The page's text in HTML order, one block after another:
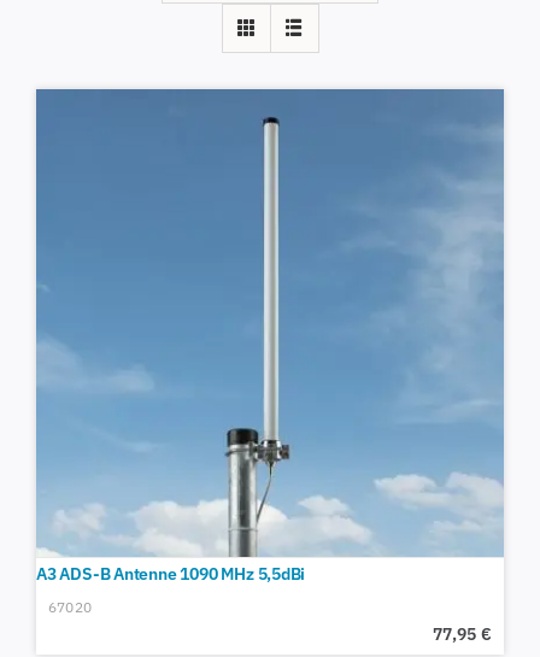
A3 ADS-B Antenne 1090 MHz 5,5dBi
67020
77,95 €